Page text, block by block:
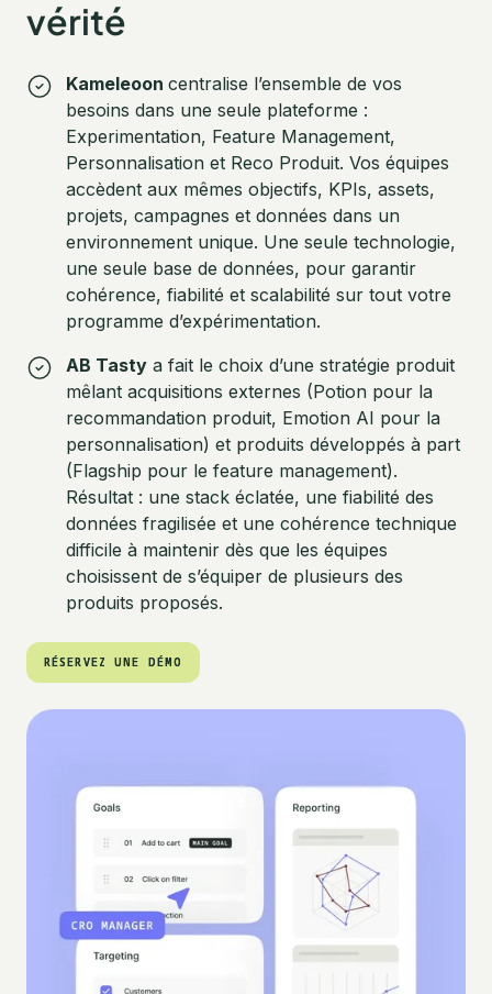
vérité
Kameleoon centralise l’ensemble de vos
besoins dans une seule plateforme :
Experimentation, Feature Management,
Personnalisation et Reco Produit. Vos équipes
accèdent aux mêmes objectifs, KPIs, assets,
projets, campagnes et données dans un
environnement unique. Une seule technologie,
une seule base de données, pour garantir
cohérence, fiabilité et scalabilité sur tout votre
programme d’expérimentation.
AB Tasty a fait le choix d’une stratégie produit
mêlant acquisitions externes (Potion pour la
recommandation produit, Emotion AI pour la
personnalisation) et produits développés à part
(Flagship pour le feature management).
Résultat : une stack éclatée, une fiabilité des
données fragilisée et une cohérence technique
difficile à maintenir dès que les équipes
choisissent de s’équiper de plusieurs des
produits proposés.
RÉSERVEZ UNE DÉMO
RÉSERVEZ UNE DÉMO